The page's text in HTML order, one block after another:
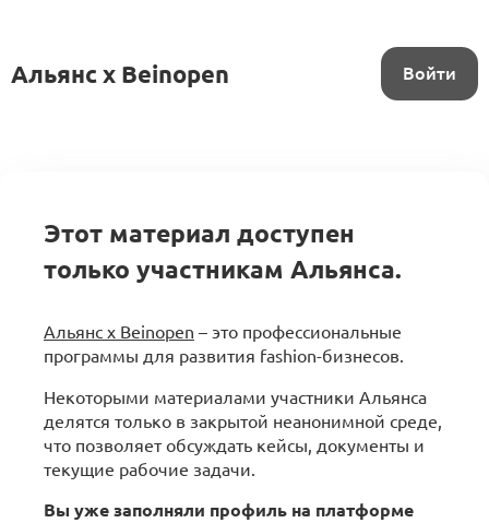
Альянс x Beinopen Войти
Этот материал доступен
только участникам Альянса.
Альянс x Beinopen – это профессиональные
программы для развития fashion-бизнесов.
Некоторыми материалами участники Альянса
делятся только в закрытой неанонимной среде,
что позволяет обсуждать кейсы, документы и
текущие рабочие задачи.
Вы уже заполняли профиль на платформе